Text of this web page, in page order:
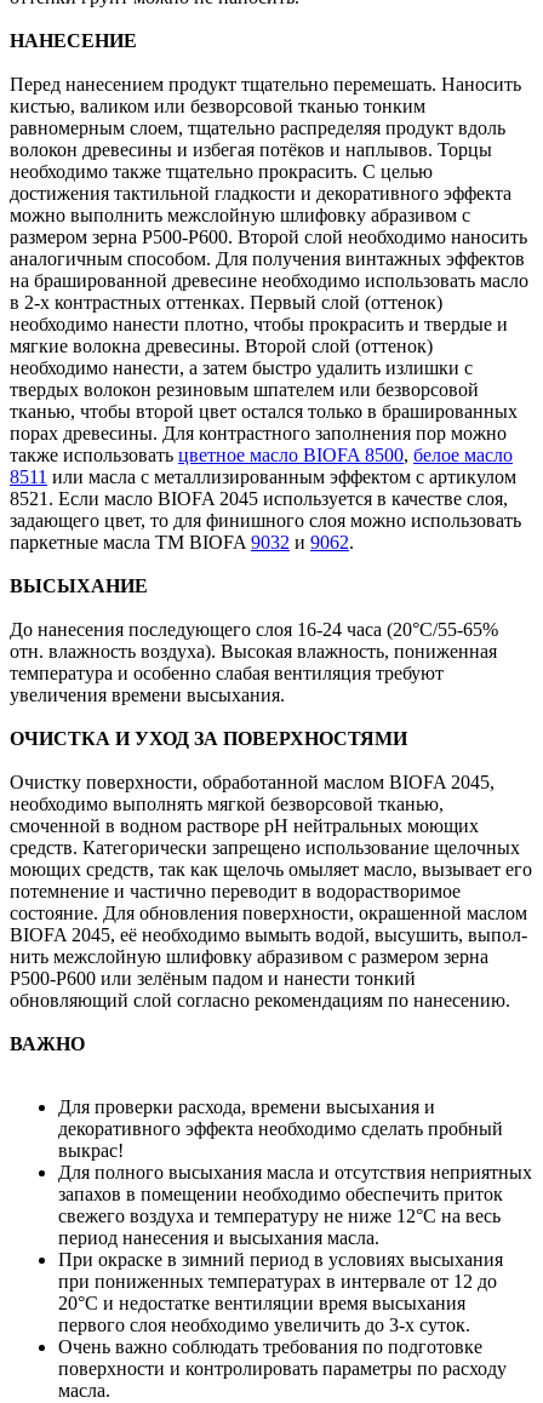
НАНЕСЕНИЕ
Перед нанесением продукт тщательно перемешать. Наносить
кистью, валиком или безворсовой тканью тонким
равномерным слоем, тщательно распределяя продукт вдоль
волокон древесины и избегая потёков и наплывов. Торцы
необходимо также тщательно прокрасить. С целью
достижения тактильной гладкости и декоративного эффекта
можно выполнить межслойную шлифовку абразивом с
размером зерна P500-P600. Второй слой необходимо наносить
аналогичным способом. Для получения винтажных эффектов
на брашированной древесине необходимо использовать масло
в 2-х контрастных оттенках. Первый слой (оттенок)
необходимо нанести плотно, чтобы прокрасить и твердые и
мягкие волокна древесины. Второй слой (оттенок)
необходимо нанести, а затем быстро удалить излишки с
твердых волокон резиновым шпателем или безворсовой
тканью, чтобы второй цвет остался только в брашированных
порах древесины. Для контрастного заполнения пор можно
также использовать цветное масло BIOFA 8500, белое масло
8511 или масла с металлизированным эффектом с артикулом
8521. Если масло BIOFA 2045 используется в качестве слоя,
задающего цвет, то для финишного слоя можно использовать
паркетные масла ТМ BIOFA 9032 и 9062.
ВЫСЫХАНИЕ
До нанесения последующего слоя 16-24 часа (20°C/55-65%
отн. влажность воздуха). Высокая влажность, пониженная
температура и особенно слабая вентиляция требуют
увеличения времени высыхания.
ОЧИСТКА И УХОД ЗА ПОВЕРХНОСТЯМИ
Очистку поверхности, обработанной маслом BIOFA 2045,
необходимо выполнять мягкой безворсовой тканью,
смоченной в водном растворе рН нейтральных моющих
средств. Категорически запрещено использование щелочных
моющих средств, так как щелочь омыляет масло, вызывает его
потемнение и частично переводит в водорастворимое
состояние. Для обновления поверхности, окрашенной маслом
BIOFA 2045, её необходимо вымыть водой, высушить, выпол-
нить межслойную шлифовку абразивом с размером зерна
P500-Р600 или зелёным падом и нанести тонкий
обновляющий слой согласно рекомендациям по нанесению.
ВАЖНО
Для проверки расхода, времени высыхания и
декоративного эффекта необходимо сделать пробный
выкрас!
Для полного высыхания масла и отсутствия неприятных
запахов в помещении необходимо обеспечить приток
свежего воздуха и температуру не ниже 12°C на весь
период нанесения и высыхания масла.
При окраске в зимний период в условиях высыхания
при пониженных температурах в интервале от 12 до
20°C и недостатке вентиляции время высыхания
первого слоя необходимо увеличить до 3-х суток.
Очень важно соблюдать требования по подготовке
поверхности и контролировать параметры по расходу
масла.